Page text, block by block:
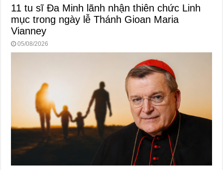
11 tu sĩ Đa Minh lãnh nhận thiên chức Linh
mục trong ngày lễ Thánh Gioan Maria
Vianney
05/08/2026